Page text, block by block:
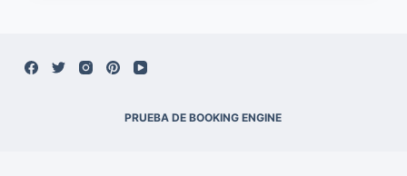
PRUEBA DE BOOKING ENGINE